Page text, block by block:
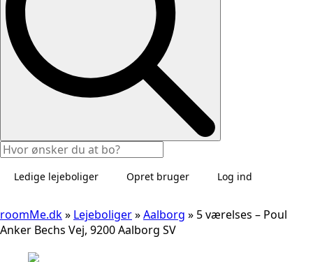
Ledige lejeboliger Opret bruger Log ind
roomMe.dk» Lejeboliger»Aalborg » 5 værelses – Poul
Anker Bechs Vej, 9200 Aalborg SV